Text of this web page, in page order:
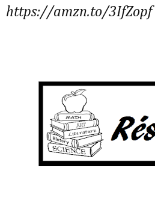
https://amzn.to/3IfZopf